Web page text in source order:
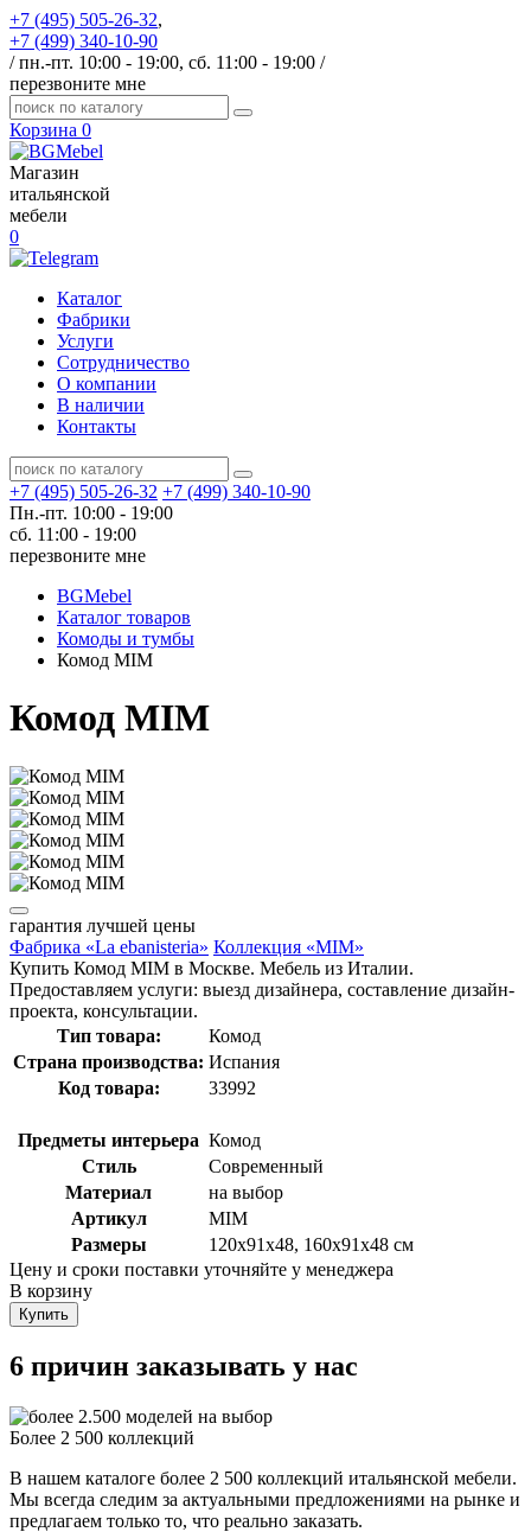
+7 (495) 505-26-32,
+7 (499) 340-10-90
/ пн.-пт. 10:00 - 19:00, сб. 11:00 - 19:00 /
перезвоните мне
Корзина 0
Магазин
итальянской
мебели
0
Каталог
Фабрики
Услуги
Сотрудничество
О компании
В наличии
Контакты
+7 (495) 505-26-32 +7 (499) 340-10-90
Пн.-пт. 10:00 - 19:00
сб. 11:00 - 19:00
перезвоните мне
BGMebel
Каталог товаров
Комоды и тумбы
Комод MIM
Комод MIM
гарантия лучшей цены
Фабрика «La ebanisteria» Коллекция «MIM»
Купить Комод MIM в Москве. Мебель из Италии.
Предоставляем услуги: выезд дизайнера, составление дизайн-
проекта, консультации.
Тип товара:
Комод
Страна производства: Испания
Код товара:
33992
Предметы интерьера Комод
Стиль
Современный
Материал
на выбор
Артикул
MIM
Размеры
120x91x48, 160x91x48 см
Цену и сроки поставки уточняйте у менеджера
В корзину
Купить
6 причин заказывать у нас
Более 2 500 коллекций
В нашем каталоге более 2 500 коллекций итальянской мебели.
Мы всегда следим за актуальными предложениями на рынке и
предлагаем только то, что реально заказать.